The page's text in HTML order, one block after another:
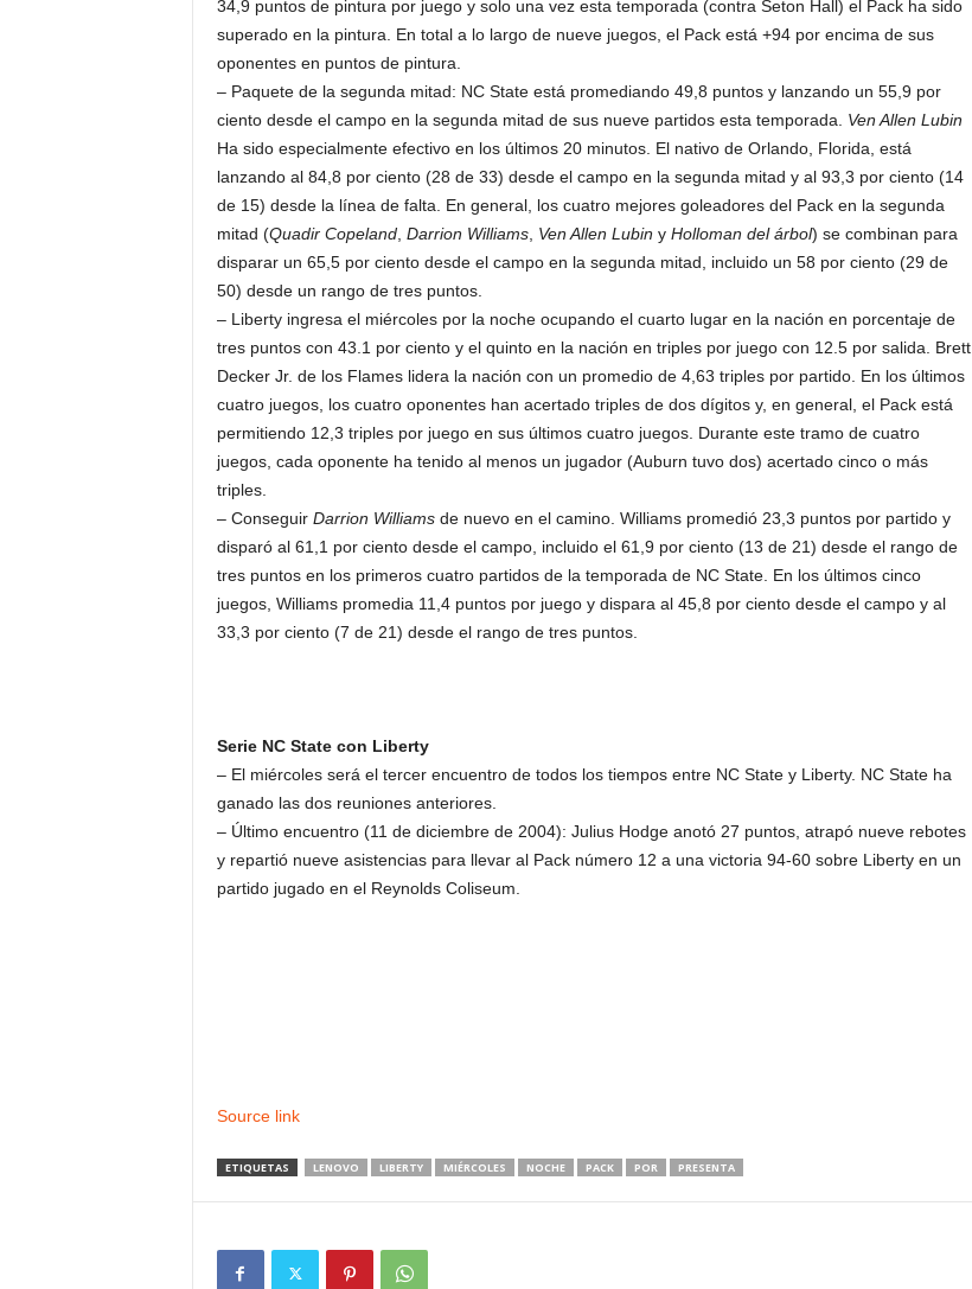
34,9 puntos de pintura por juego y solo una vez esta temporada (contra Seton Hall) el Pack ha sido
superado en la pintura. En total a lo largo de nueve juegos, el Pack está +94 por encima de sus
oponentes en puntos de pintura.
– Paquete de la segunda mitad: NC State está promediando 49,8 puntos y lanzando un 55,9 por
ciento desde el campo en la segunda mitad de sus nueve partidos esta temporada. Ven Allen Lubin
Ha sido especialmente efectivo en los últimos 20 minutos. El nativo de Orlando, Florida, está
lanzando al 84,8 por ciento (28 de 33) desde el campo en la segunda mitad y al 93,3 por ciento (14
de 15) desde la línea de falta. En general, los cuatro mejores goleadores del Pack en la segunda
mitad (Quadir Copeland, Darrion Williams, Ven Allen Lubin y Holloman del árbol) se combinan para
disparar un 65,5 por ciento desde el campo en la segunda mitad, incluido un 58 por ciento (29 de
50) desde un rango de tres puntos.
– Liberty ingresa el miércoles por la noche ocupando el cuarto lugar en la nación en porcentaje de
tres puntos con 43.1 por ciento y el quinto en la nación en triples por juego con 12.5 por salida. Brett
Decker Jr. de los Flames lidera la nación con un promedio de 4,63 triples por partido. En los últimos
cuatro juegos, los cuatro oponentes han acertado triples de dos dígitos y, en general, el Pack está
permitiendo 12,3 triples por juego en sus últimos cuatro juegos. Durante este tramo de cuatro
juegos, cada oponente ha tenido al menos un jugador (Auburn tuvo dos) acertado cinco o más
triples.
– Conseguir Darrion Williamsde nuevo en el camino. Williams promedió 23,3 puntos por partido y
disparó al 61,1 por ciento desde el campo, incluido el 61,9 por ciento (13 de 21) desde el rango de
tres puntos en los primeros cuatro partidos de la temporada de NC State. En los últimos cinco
juegos, Williams promedia 11,4 puntos por juego y dispara al 45,8 por ciento desde el campo y al
33,3 por ciento (7 de 21) desde el rango de tres puntos.
Serie NC State con Liberty
– El miércoles será el tercer encuentro de todos los tiempos entre NC State y Liberty. NC State ha
ganado las dos reuniones anteriores.
– Último encuentro (11 de diciembre de 2004): Julius Hodge anotó 27 puntos, atrapó nueve rebotes
y repartió nueve asistencias para llevar al Pack número 12 a una victoria 94-60 sobre Liberty en un
partido jugado en el Reynolds Coliseum.
Source link
ETIQUETAS LENOVO LIBERTY MIÉRCOLES NOCHE PACK POR PRESENTA